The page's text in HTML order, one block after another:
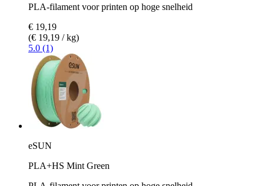
PLA-filament voor printen op hoge snelheid
€ 19,19
(€ 19,19 / kg)
5.0 (1)
eSUN
PLA+HS Mint Green